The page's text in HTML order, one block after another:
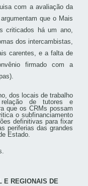
com a avaliação da
que o Mais
criticados há um ano,
dos intercambistas,
carentes, e a falta de
firmado com a
dos locais de trabalho
de tutores e
que os CRMs possam
o subfinanciamento
definitivas para fixar
periferias das grandes
Estado.
E REGIONAIS DE